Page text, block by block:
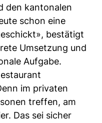
den kantonalen
schon eine
bestätigt
Umsetzung und
Aufgabe.
im privaten
treffen, am
Das sei sicher